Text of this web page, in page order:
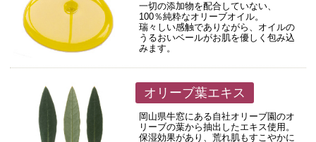
一切の添加物を配合していない、
100％純粋なオリーブオイル。
瑞々しい感触でありながら、オイルの
うるおいベールがお肌を優しく包み込
みます。
オリーブ葉エキス
岡山県牛窓にある自社オリーブ園のオ
リーブの葉から抽出したエキス使用。
保湿効果があり、荒れ肌もすこやかに